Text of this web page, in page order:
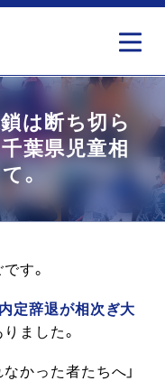
は断ち切ら
葉県児童相
。
す。
定辞退が相次ぎ大
ました。
かった者たちへ」